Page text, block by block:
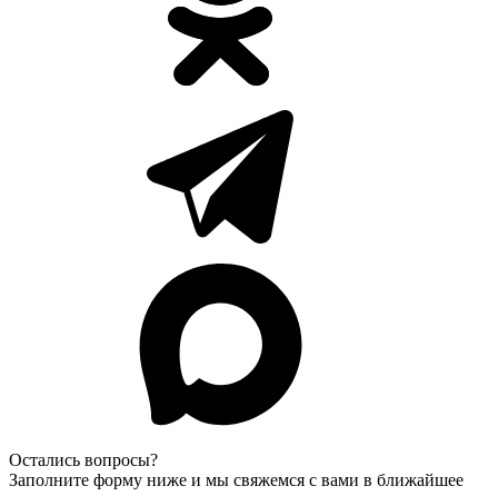
Остались вопросы?
Заполните форму ниже и мы свяжемся с вами в ближайшее